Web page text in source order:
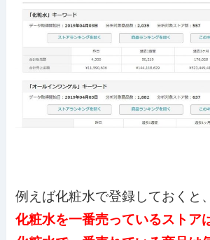
例えば化粧水で登録しておくと、
化粧水を一番売っているストア